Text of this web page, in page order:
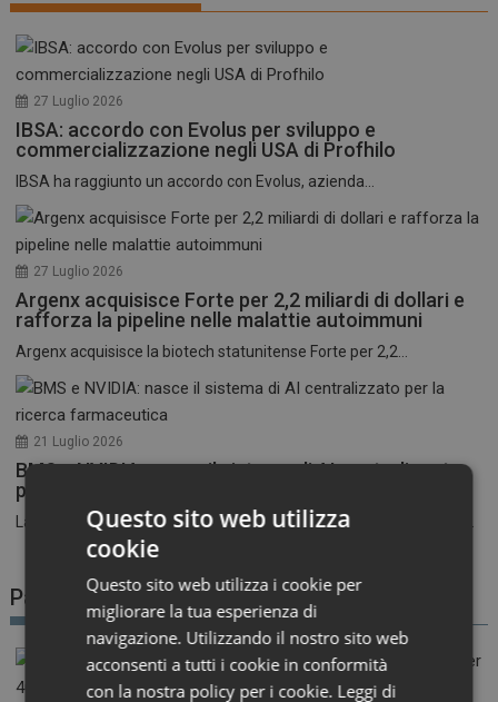
27 Luglio 2026
IBSA: accordo con Evolus per sviluppo e
commercializzazione negli USA di Profhilo
IBSA ha raggiunto un accordo con Evolus, azienda...
27 Luglio 2026
Argenx acquisisce Forte per 2,2 miliardi di dollari e
rafforza la pipeline nelle malattie autoimmuni
Argenx acquisisce la biotech statunitense Forte per 2,2...
21 Luglio 2026
BMS e NVIDIA: nasce il sistema di AI centralizzato
per la ricerca farmaceutica
La corsa all’intelligenza artificiale nel settore farmaceutico entra...
Patient Advocacy
Questo sito web utilizza
cookie
Questo sito web utilizza i cookie per
migliorare la tua esperienza di
navigazione. Utilizzando il nostro sito web
acconsenti a tutti i cookie in conformità
con la nostra policy per i cookie. Leggi di